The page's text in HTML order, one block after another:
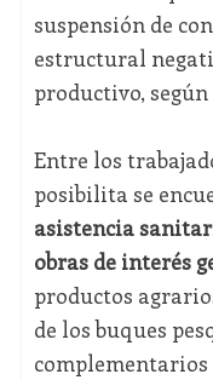
suspensión de
estructural
productivo,
Entre los
posibilita se
asistencia
obras de interés
productos
de los buques
complementarios